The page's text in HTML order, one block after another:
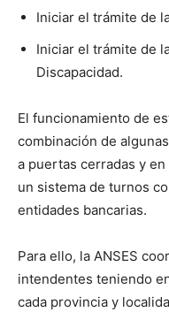
Iniciar el trámite de
Iniciar el trámite de
Discapacidad.
El funcionamiento de
combinación de
a puertas cerradas y
un sistema de turnos
entidades bancarias.
Para ello, la ANSES
intendentes teniendo
cada provincia y